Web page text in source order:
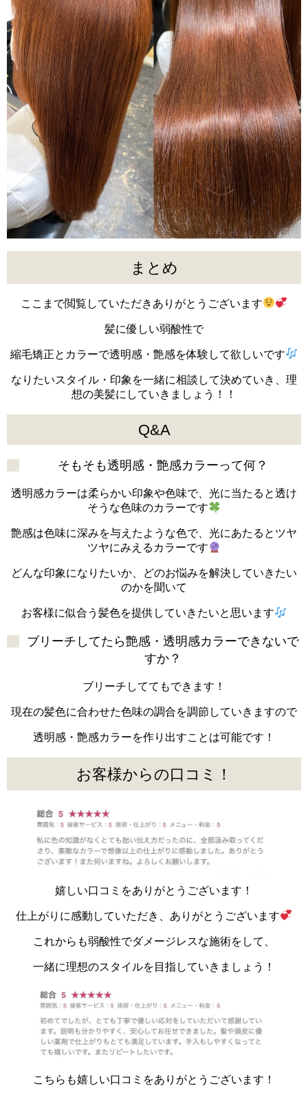
まとめ
ここまで閲覧していただきありがとうございます
髪に優しい弱酸性で
縮毛矯正とカラーで透明感・艶感を体験して欲しいです
なりたいスタイル・印象を一緒に相談して決めていき、理
想の美髪にしていきましょう！！
Q&A
そもそも透明感・艶感カラーって何？
透明感カラーは柔らかい印象や色味で、光に当たると透け
そうな色味のカラーです
艶感は色味に深みを与えたような色で、光にあたるとツヤ
ツヤにみえるカラーです
どんな印象になりたいか、どのお悩みを解決していきたい
のかを聞いて
お客様に似合う髪色を提供していきたいと思います
ブリーチしてたら艶感・透明感カラーできないで
すか？
ブリーチしててもできます！
現在の髪色に合わせた色味の調合を調節していきますので
透明感・艶感カラーを作り出すことは可能です！
お客様からの口コミ！
嬉しい口コミをありがとうございます！
仕上がりに感動していただき、ありがとうございます
これからも弱酸性でダメージレスな施術をして、
一緒に理想のスタイルを目指していきましょう！
こちらも嬉しい口コミをありがとうございます！